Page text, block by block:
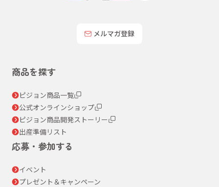
メルマガ登録
商品を探す
ピジョン商品一覧
公式オンラインショップ
ピジョン商品開発ストーリー
出産準備リスト
応募・参加する
イベント
プレゼント＆キャンペーン